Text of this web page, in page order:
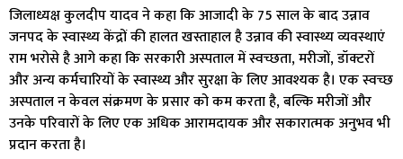
जिलाध्यक्ष कुलदीप यादव ने कहा कि आजादी के 75 साल के बाद उन्नाव
जनपद के स्वास्थ्य केंद्रों की हालत खस्ताहाल है उन्नाव की स्वास्थ्य व्यवस्थाएं
राम भरोसे है आगे कहा कि सरकारी अस्पताल में स्वच्छता, मरीजों, डॉक्टरों
और अन्य कर्मचारियों के स्वास्थ्य और सुरक्षा के लिए आवश्यक है। एक स्वच्छ
अस्पताल न केवल संक्रमण के प्रसार को कम करता है, बल्कि मरीजों और
उनके परिवारों के लिए एक अधिक आरामदायक और सकारात्मक अनुभव भी
प्रदान करता है।